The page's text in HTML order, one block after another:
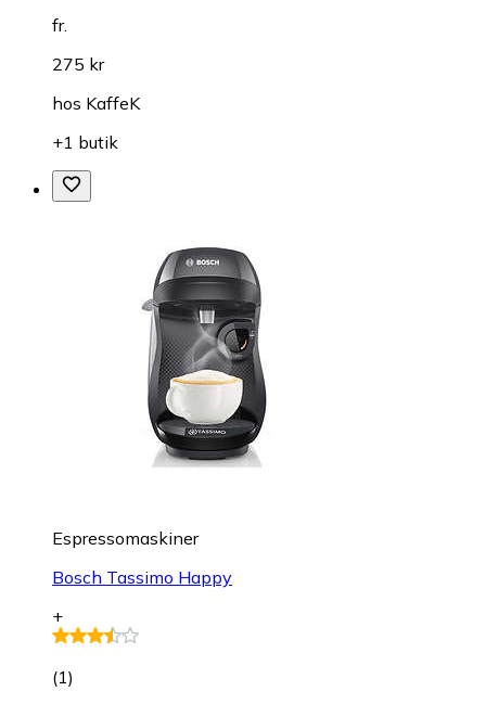
fr.
275 kr
hos KaffeK
+1 butik
Espressomaskiner
Bosch Tassimo Happy
+
(1)